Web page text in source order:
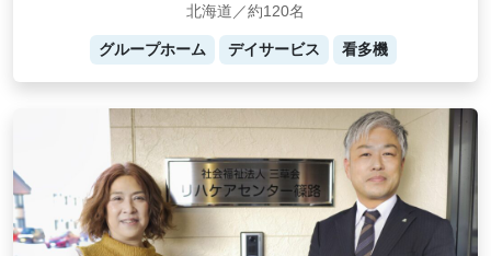
北海道／約120名
グループホーム デイサービス 看多機